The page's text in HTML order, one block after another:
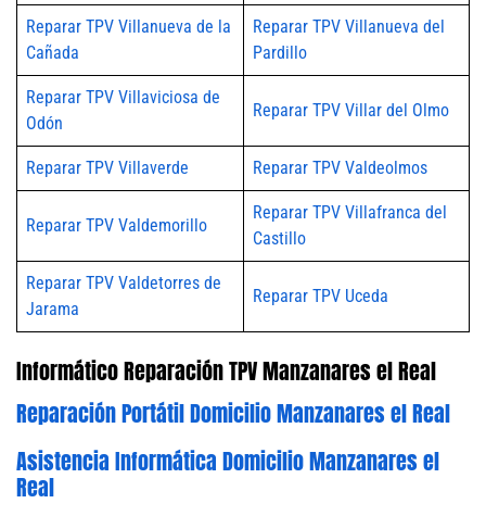
Reparar TPV Villanueva de la
Cañada
Reparar TPV Villanueva del
Pardillo
Reparar TPV Villaviciosa de
Odón
Reparar TPV Villar del Olmo
Reparar TPV Villaverde Reparar TPV Valdeolmos
Reparar TPV Valdemorillo
Reparar TPV Villafranca del
Castillo
Reparar TPV Valdetorres de
Jarama
Reparar TPV Uceda
Informático Reparación TPV Manzanares el Real
Reparación Portátil Domicilio Manzanares el Real
Asistencia Informática Domicilio Manzanares el
Real